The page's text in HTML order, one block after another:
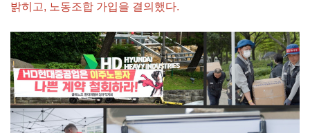
밝히고, 노동조합 가입을 결의했다.